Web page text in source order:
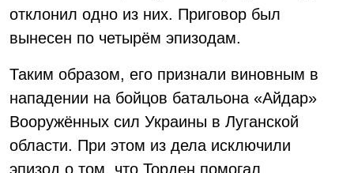
отклонил одно из них. Приговор был
вынесен по четырём эпизодам.
Таким образом, его признали виновным в
нападении на бойцов батальона «Айдар»
Вооружённых сил Украины в Луганской
области. При этом из дела исключили
эпизод о том, что Торден помогал